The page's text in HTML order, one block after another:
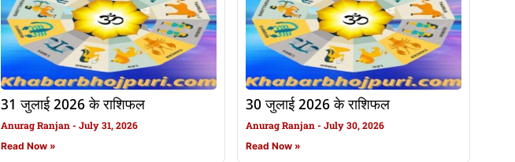
31 जुलाई 2026 के राशिफल
Anurag Ranjan July 31, 2026
Read Now »
30 जुलाई 2026 के राशिफल
Anurag Ranjan July 30, 2026
Read Now »